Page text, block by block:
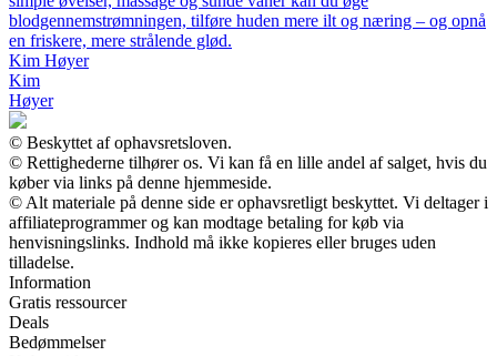
blodgennemstrømningen, tilføre huden mere ilt og næring – og opnå
en friskere, mere strålende glød.
Kim Høyer
Kim
Høyer
© Beskyttet af ophavsretsloven.
© Rettighederne tilhører os. Vi kan få en lille andel af salget, hvis du
køber via links på denne hjemmeside.
© Alt materiale på denne side er ophavsretligt beskyttet. Vi deltager i
affiliateprogrammer og kan modtage betaling for køb via
henvisningslinks. Indhold må ikke kopieres eller bruges uden
tilladelse.
Information
Gratis ressourcer
Deals
Bedømmelser